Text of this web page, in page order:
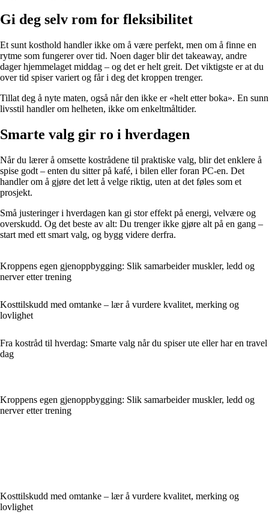
Gi deg selv rom for fleksibilitet
Et sunt kosthold handler ikke om å være perfekt, men om å finne en
rytme som fungerer over tid. Noen dager blir det takeaway, andre
dager hjemmelaget middag – og det er helt greit. Det viktigste er at du
over tid spiser variert og får i deg det kroppen trenger.
Tillat deg å nyte maten, også når den ikke er «helt etter boka». En sunn
livsstil handler om helheten, ikke om enkeltmåltider.
Smarte valg gir ro i hverdagen
Når du lærer å omsette kostrådene til praktiske valg, blir det enklere å
spise godt – enten du sitter på kafé, i bilen eller foran PC-en. Det
handler om å gjøre det lett å velge riktig, uten at det føles som et
prosjekt.
Små justeringer i hverdagen kan gi stor effekt på energi, velvære og
overskudd. Og det beste av alt: Du trenger ikke gjøre alt på en gang –
start med ett smart valg, og bygg videre derfra.
Kroppens egen gjenoppbygging: Slik samarbeider muskler, ledd og
nerver etter trening
Kosttilskudd med omtanke – lær å vurdere kvalitet, merking og
lovlighet
Fra kostråd til hverdag: Smarte valg når du spiser ute eller har en travel
dag
Kroppens egen gjenoppbygging: Slik samarbeider muskler, ledd og
nerver etter trening
Kosttilskudd med omtanke – lær å vurdere kvalitet, merking og
lovlighet